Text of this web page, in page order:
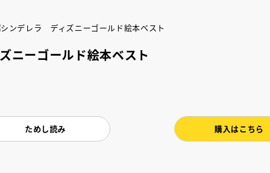
ニーゴールド絵本ベスト
ためし読み 購入はこちら